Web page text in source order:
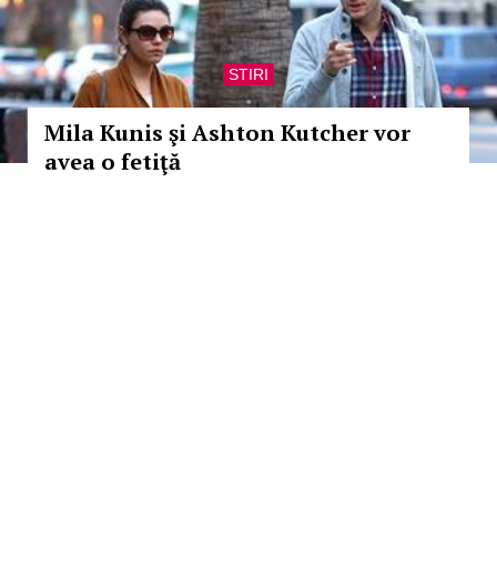
STIRI
Mila Kunis şi Ashton Kutcher vor
avea o fetiţă